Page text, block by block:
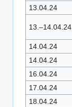
13.04.24
13.–14.04.24
14.04.24
14.04.24
16.04.24
17.04.24
18.04.24